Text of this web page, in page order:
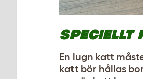
SPECIELLT
En lugn katt
katt bör hållas